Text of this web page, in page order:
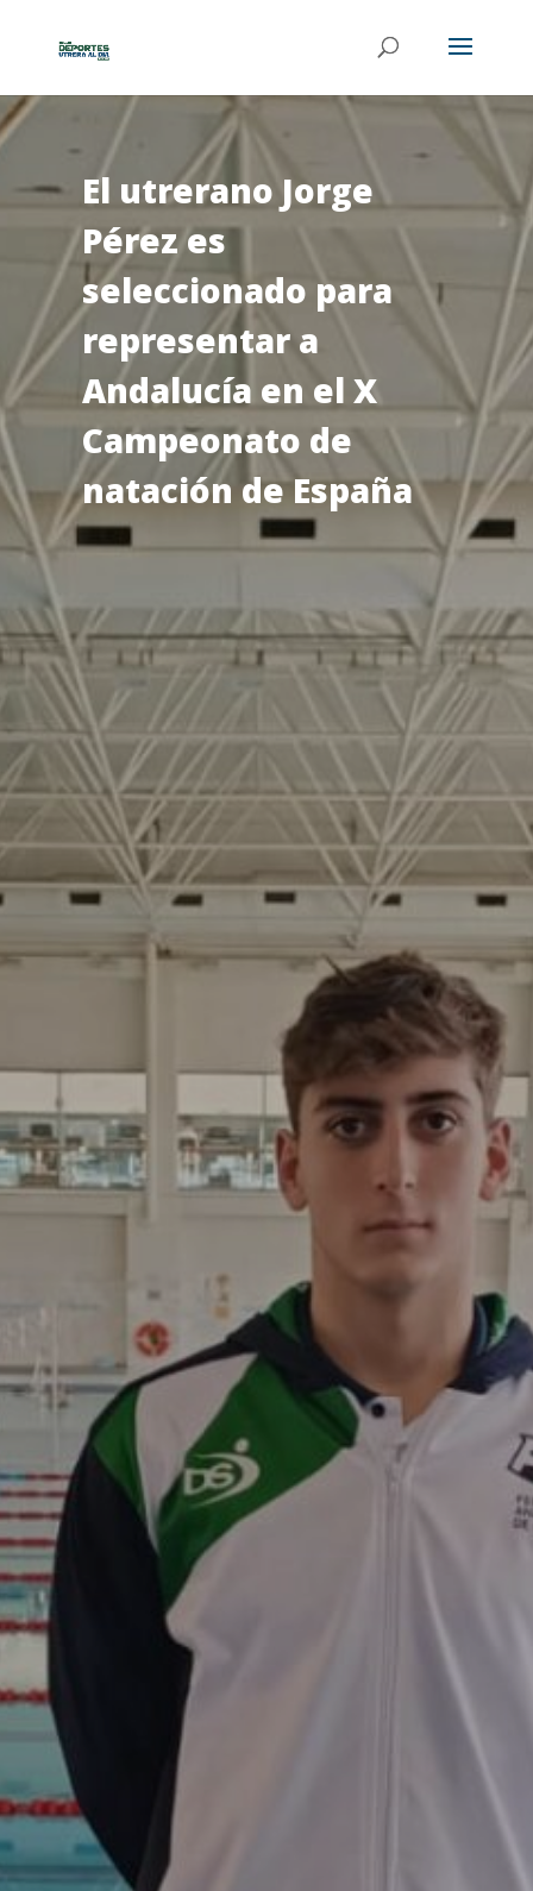
El utrerano Jorge
Pérez es
seleccionado para
representar a
Andalucía en el X
Campeonato de
natación de España